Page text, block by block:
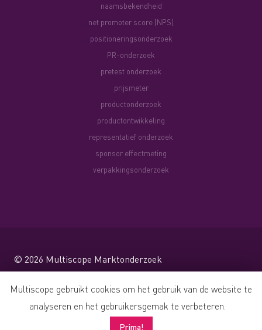
naamsbekendheid
net promoter score (NPS)
positioneringsonderzoek
PR-onderzoek
pretest onderzoek
prijsmeter
productonderzoek
productontwikkeling
representatief onderzoek
sponsor effectmeting
verpakkingsonderzoek
© 2026 Multiscope Marktonderzoek
Website by Shareforce
Multiscope gebruikt cookies om het gebruik van de website te
analyseren en het gebruikersgemak te verbeteren.
Prima!